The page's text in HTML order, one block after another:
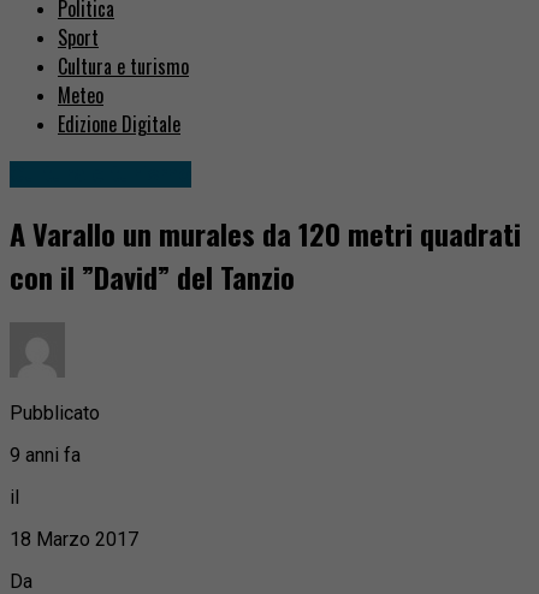
Politica
Sport
Cultura e turismo
Meteo
Edizione Digitale
A Varallo un murales da 120 metri quadrati
con il ”David” del Tanzio
Pubblicato
9 anni fa
il
18 Marzo 2017
Da